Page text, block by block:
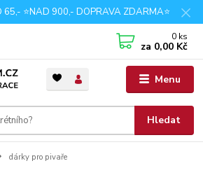
65,- ⭐NAD 900,- DOPRAVA ZDARMA⭐
Menu
Hledat
0 ks
za 0,00 Kč
dárky pro pivaře